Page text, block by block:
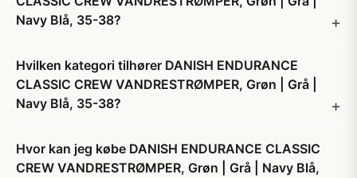
Navy Blå, 35-38?
Hvilken kategori tilhører DANISH ENDURANCE
CLASSIC CREW VANDRESTRØMPER, Grøn | Grå |
Navy Blå, 35-38?
Hvor kan jeg købe DANISH ENDURANCE CLASSIC
CREW VANDRESTRØMPER, Grøn | Grå | Navy Blå,